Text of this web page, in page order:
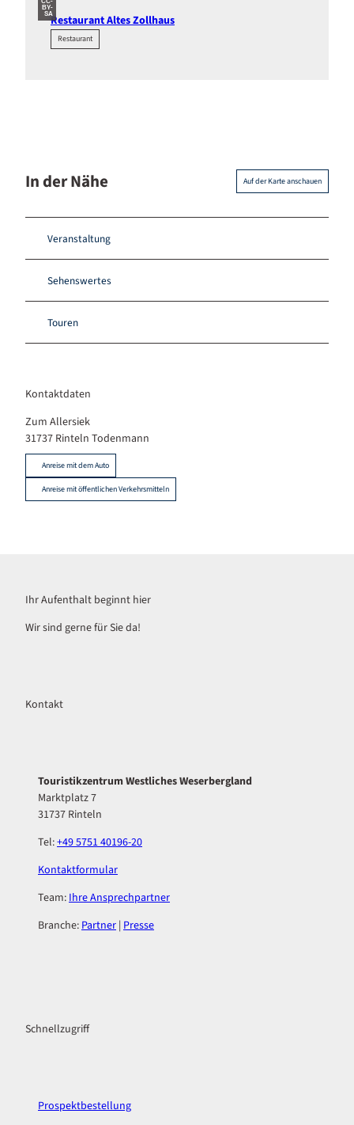
BY-
SARestaurant Altes Zollhaus
Restaurant
In der Nähe Auf der Karte anschauen
Veranstaltung
Sehenswertes
Touren
Kontaktdaten
Zum Allersiek
31737 Rinteln Todenmann
Anreise mit dem Auto
Anreise mit öffentlichen Verkehrsmitteln
Ihr Aufenthalt beginnt hier
Wir sind gerne für Sie da!
Kontakt
Touristikzentrum Westliches Weserbergland
Marktplatz 7
31737 Rinteln
Tel:+49 5751 40196-20
Kontaktformular
Team:Ihre Ansprechpartner
Branche:Partner | Presse
e
t
m
Schnellzugriff
Prospektbestellung